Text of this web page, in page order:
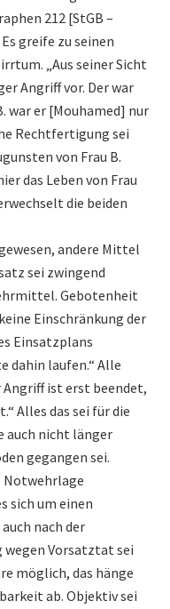
212 [StGB –
greife zu seinen
„Aus seiner Sicht
Angriff vor. Der war
war er [Mouhamed] nur
Rechtfertigung sei
von Frau B.
das Leben von Frau
die beiden
andere Mittel
sei zwingend
Gebotenheit
Einschränkung der
Einsatzplans
dahin laufen.“ Alle
Angriff ist erst beendet,
Alles das sei für die
auch nicht länger
gegangen sei.
Notwehrlage
sich um einen
nach der
wegen Vorsatztat sei
möglich, das hänge
ab. Objektiv sei